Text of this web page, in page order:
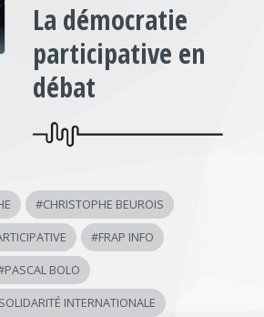
La démocratie
participative en
débat
#CHRISTOPHE BEUROIS
#FRAP INFO
PASCAL BOLO
INTERNATIONALE